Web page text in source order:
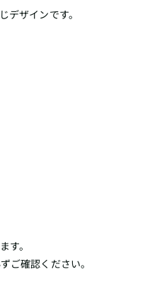
ザインです。
す。
ご確認ください。